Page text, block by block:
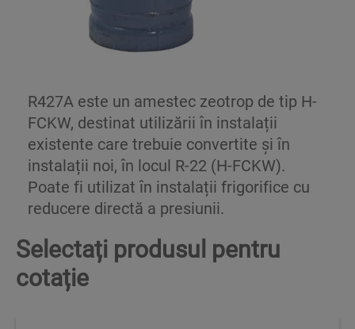
R427A este un amestec zeotrop de tip H-
FCKW, destinat utilizării în instalații
existente care trebuie convertite și în
instalații noi, în locul R-22 (H-FCKW).
Poate fi utilizat în instalații frigorifice cu
reducere directă a presiunii.
Selectați produsul pentru
cotație